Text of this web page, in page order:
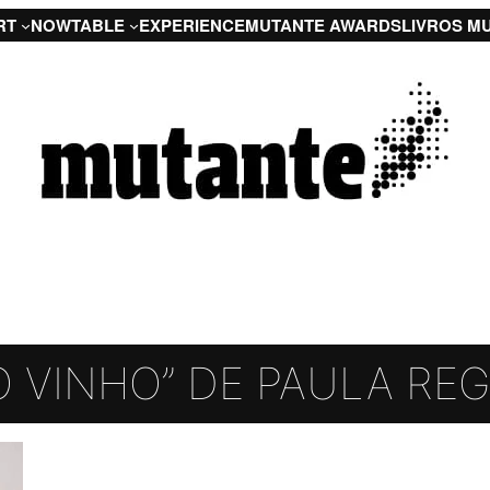
NOWTABLE EXPERIENCEMUTANTE AWARDSLIVROS
VINHO” DE PAULA